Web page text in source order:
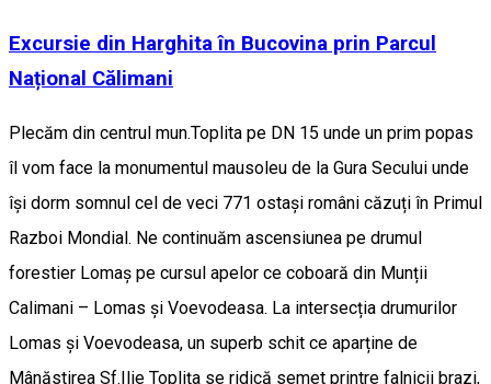
Excursie din Harghita în Bucovina prin Parcul
Național Călimani
Plecăm din centrul mun.Toplita pe DN 15 unde un prim popas
îl vom face la monumentul mausoleu de la Gura Secului unde
își dorm somnul cel de veci 771 ostași români căzuți în Primul
Razboi Mondial. Ne continuăm ascensiunea pe drumul
forestier Lomaș pe cursul apelor ce coboară din Munții
Calimani – Lomas și Voevodeasa. La intersecția drumurilor
Lomas și Voevodeasa, un superb schit ce aparține de
Mânăstirea Sf.Ilie Toplița se ridică semet printre falnicii brazi,